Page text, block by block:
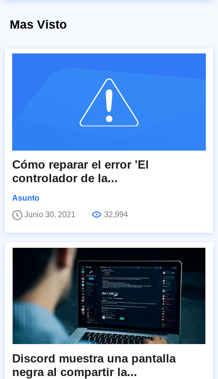
Mas Visto
Cómo reparar el error 'El
controlador de la...
Asunto
Junio 30, 2021
32,994
Discord muestra una pantalla
negra al compartir la...